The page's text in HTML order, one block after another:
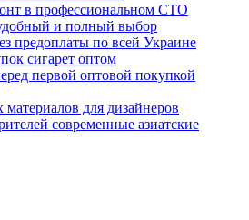
в профессиональном СТО
и полный выбор
предоплаты по всей Украине
сигарет оптом
первой оптовой покупкой
для дизайнеров
современные азиатские